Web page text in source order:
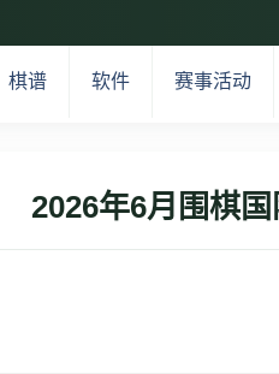
棋谱 软件 赛事活动
2026年6月围棋